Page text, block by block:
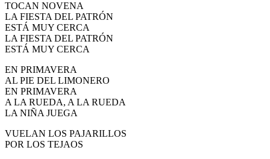
TOCAN NOVENA
LA FIESTA DEL PATRÓN
ESTÁ MUY CERCA
LA FIESTA DEL PATRÓN
ESTÁ MUY CERCA
EN PRIMAVERA
AL PIE DEL LIMONERO
EN PRIMAVERA
A LA RUEDA, A LA RUEDA
LA NIÑA JUEGA
VUELAN LOS PAJARILLOS
POR LOS TEJAOS